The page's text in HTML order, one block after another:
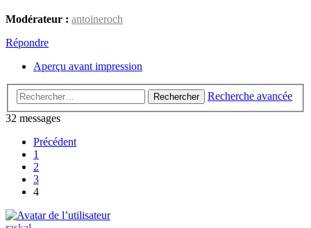
Modérateur : antoineroch
Répondre
Aperçu avant impression
Rechercher
Recherche avancée
32 messages
Précédent
1
2
3
4